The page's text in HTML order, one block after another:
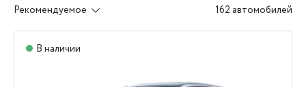
Рекомендуемое 162 автомобилей
В наличии